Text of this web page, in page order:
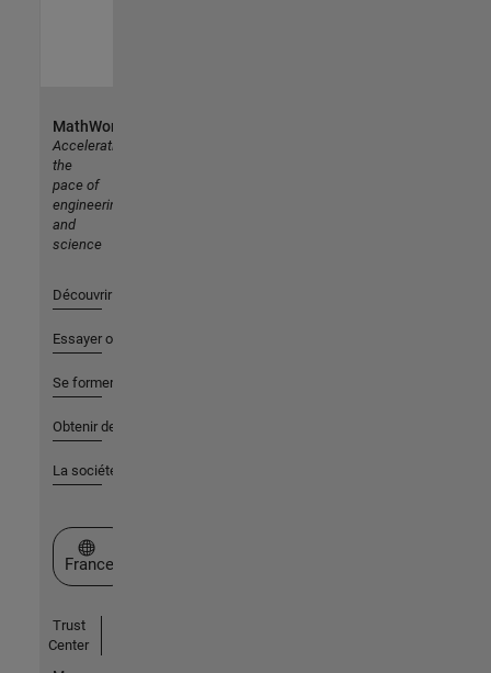
MathWorks
Accelerating
the
pace of
engineering
and
science
Découvrir les produits
Essayer ou acheter
Se former
Obtenir de l'aide
La société
Sélectionner un site web
France
Trust
Center